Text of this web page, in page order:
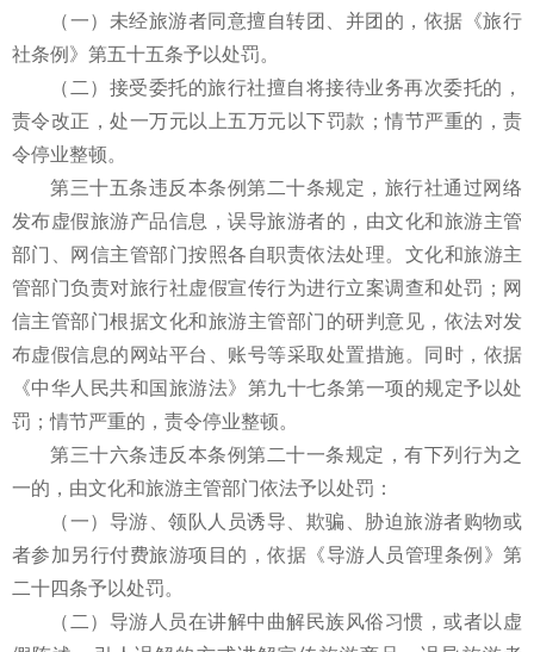
（一）未经旅游者同意擅自转团、并团的，依据《旅行
社条例》第五十五条予以处罚。
（二）接受委托的旅行社擅自将接待业务再次委托的，
责令改正，处一万元以上五万元以下罚款；情节严重的，责
令停业整顿。
第三十五条违反本条例第二十条规定，旅行社通过网络
发布虚假旅游产品信息，误导旅游者的，由文化和旅游主管
部门、网信主管部门按照各自职责依法处理。文化和旅游主
管部门负责对旅行社虚假宣传行为进行立案调查和处罚；网
信主管部门根据文化和旅游主管部门的研判意见，依法对发
布虚假信息的网站平台、账号等采取处置措施。同时，依据
《中华人民共和国旅游法》第九十七条第一项的规定予以处
罚；情节严重的，责令停业整顿。
第三十六条违反本条例第二十一条规定，有下列行为之
一的，由文化和旅游主管部门依法予以处罚：
（一）导游、领队人员诱导、欺骗、胁迫旅游者购物或
者参加另行付费旅游项目的，依据《导游人员管理条例》第
二十四条予以处罚。
（二）导游人员在讲解中曲解民族风俗习惯，或者以虚